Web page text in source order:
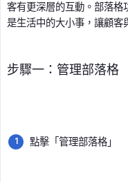
客有更深層的互動。部落格
是生活中的大小事，讓顧客
步驟一：管理部落格
點擊「管理部落格」